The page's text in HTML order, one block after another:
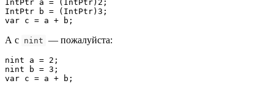
IntPtr a = (IntPtr)2;
IntPtr b = (IntPtr)3;
var c = a + b;
А с nint — пожалуйста:
nint a = 2;
nint b = 3;
var c = a + b;